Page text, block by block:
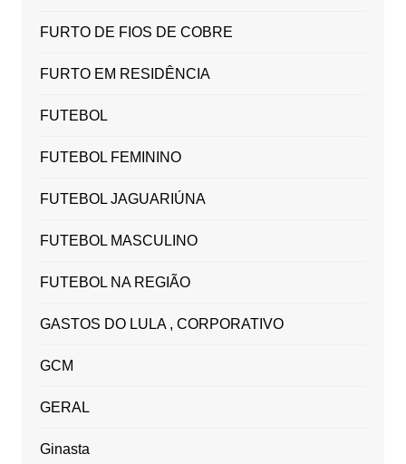
FURTO DE FIOS DE COBRE
FURTO EM RESIDÊNCIA
FUTEBOL
FUTEBOL FEMININO
FUTEBOL JAGUARIÚNA
FUTEBOL MASCULINO
FUTEBOL NA REGIÃO
GASTOS DO LULA , CORPORATIVO
GCM
GERAL
Ginasta